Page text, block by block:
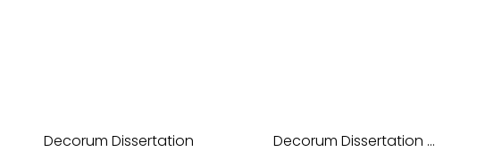
Decorum Dissertation Decorum Dissertation ...